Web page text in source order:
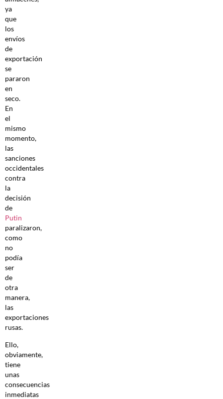
ya
que
los
envíos
de
exportación
se
pararon
en
seco.
En
el
mismo
momento,
las
sanciones
occidentales
contra
la
decisión
de
Putin
paralizaron,
como
no
podía
ser
de
otra
manera,
las
exportaciones
rusas.
Ello,
obviamente,
tiene
unas
consecuencias
inmediatas